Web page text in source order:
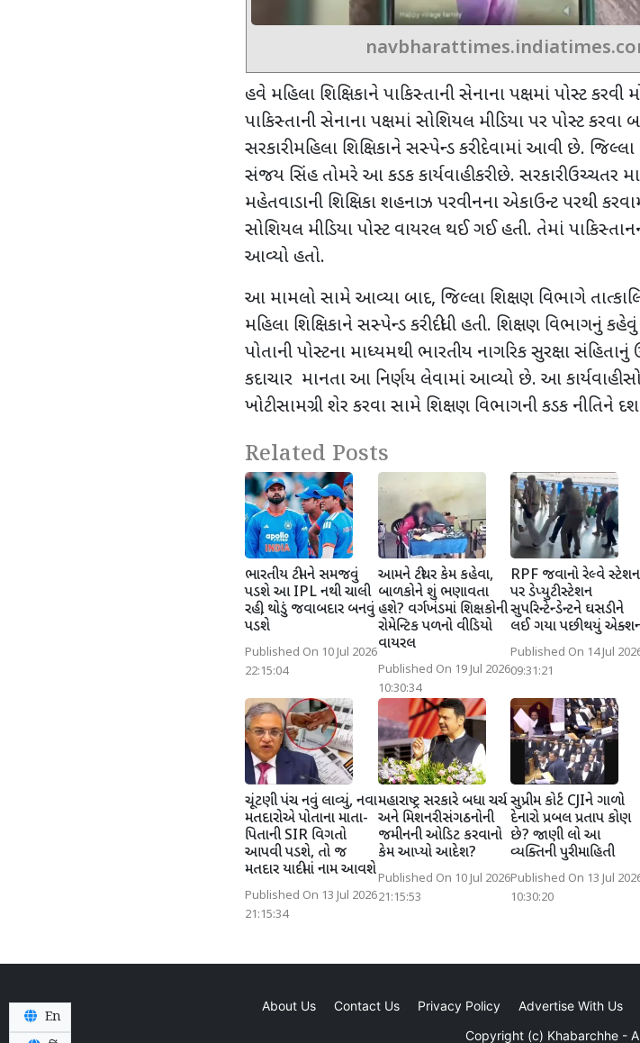
હવે મહિલા શિક્ષિકાને પાકિસ્તાની સેનાના પક્ષમાં પોસ્ટ કરવી
પાકિસ્તાની સેનાના પક્ષમાં સોશિયલ મીડિયા પર પોસ્ટ
સરકારી મહિલા શિક્ષિકાને સસ્પેન્ડ કરી દેવામાં આવી છે. જિલ્લા
સંજય સિંહ તોમરે આ કડક કાર્યવાહી કરી છે. સરકારી ઉચ્ચતર
મહેતવાડાની શિક્ષિકા શહનાઝ પરવીનના એકાઉન્ટ પરથી
સોશિયલ મીડિયા પોસ્ટ વાયરલ થઈ ગઈ હતી. તેમાં
આવ્યો હતો.
આ મામલો સામે આવ્યા બાદ, જિલ્લા શિક્ષણ વિભાગે
મહિલા શિક્ષિકાને સસ્પેન્ડ કરી દીધી હતી. શિક્ષણ વિભાગનું
પોતાની પોસ્ટના માધ્યમથી ભારતીય નાગરિક સુરક્ષા સંહિતાનું
કદાચાર માનતા આ નિર્ણય લેવામાં આવ્યો છે. આ કાર્યવાહી
ખોટી સામગ્રી શેર કરવા સામે શિક્ષણ વિભાગની કડક નીતિને
Related Posts
ભારતીય ટીમને સમજવું
પડશે આ IPL નથી ચાલી
રહી, થોડું જવાબદાર બનવું
પડશે
Published On 10 Jul 2026
22:15:04
આમને ટીચર કેમ કહેવા,
બાળકોને શું ભણાવતા
હશે? વર્ગખંડમાં શિક્ષકોની
રોમેન્ટિક પળનો વીડિયો
વાયરલ
Published On 19 Jul 2026
10:30:34
RPF જવાનો રેલ્વે સ્ટેશન
પર ડેપ્યુટી સ્ટેશન
સુપરિન્ટેન્ડેન્ટને ઘસડીને
લઈ ગયા પછી થયું
Published On 14 Jul
09:31:21
ચૂંટણી પંચ નવું લાવ્યું, નવા
મતદારોએ પોતાના માતા-
પિતાની SIR વિગતો
આપવી પડશે, તો જ
મતદાર યાદીમાં નામ આવશે
Published On 13 Jul 2026
21:15:34
મહારાષ્ટ્ર સરકારે બધા ચર્ચ
અને મિશનરી સંગઠનોની
જમીનની ઓડિટ કરવાનો
કેમ આપ્યો આદેશ?
Published On 10 Jul 2026
21:15:53
સુપ્રીમ કોર્ટ CJIને ગાળો
દેનારો પ્રબલ પ્રતાપ કોણ
છે? જાણી લો આ
વ્યક્તિની પુરી માહિતી
Published On 13 Jul
10:30:20
About Us Contact Us Privacy Policy Advertise With Us
Copyright (c) Khabarchhe -
En